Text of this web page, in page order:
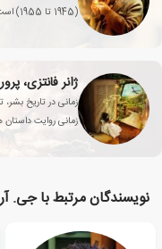
ژانر فانتزی،
زمانی در تاریخ
زمانی روایت
نویسندگان مرتبط با جی.